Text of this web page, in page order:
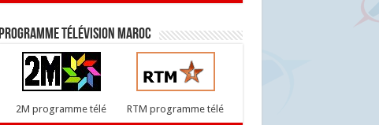
Programme télévision maroc
2M programme télé RTM programme télé